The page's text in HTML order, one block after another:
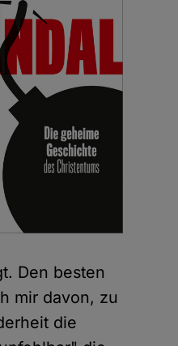
Den besten
mir davon, zu
die